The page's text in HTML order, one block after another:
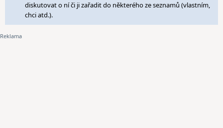
diskutovat o ní či ji zařadit do některého ze seznamů (vlastním,
chci atd.).